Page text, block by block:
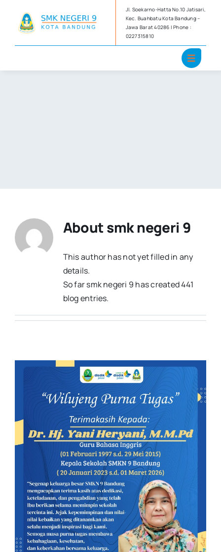
content
Jl. Soekarno-Hatta No.10 Jatisari,
Kec. Buahbatu Kota Bandung –
Jawa Barat 40286 | Phone :
0227315810
About smk negeri 9
This author has not yet filled in any
details.
So far smk negeri 9 has created 441
blog entries.